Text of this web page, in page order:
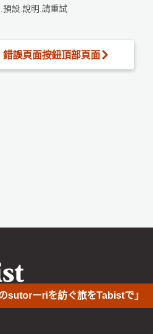
預設.說明.請重試
錯誤頁面按鈕頂部頁面
sutorーriを紡ぐ旅をTabistで」